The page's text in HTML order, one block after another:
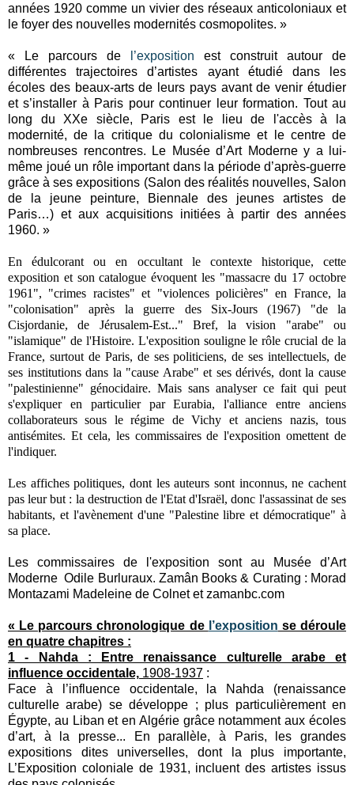
années 1920 comme un vivier des réseaux anticoloniaux et
le foyer des nouvelles modernités cosmopolites. »
« Le parcours de l’exposition est construit autour de
différentes trajectoires d’artistes ayant étudié dans les
écoles des beaux-arts de leurs pays avant de venir étudier
et s’installer à Paris pour continuer leur formation. Tout au
long du XXe siècle, Paris est le lieu de l'accès à la
modernité, de la critique du colonialisme et le centre de
nombreuses rencontres. Le Musée d’Art Moderne y a lui-
même joué un rôle important dans la période d’après-guerre
grâce à ses expositions (Salon des réalités nouvelles, Salon
de la jeune peinture, Biennale des jeunes artistes de
Paris…) et aux acquisitions initiées à partir des années
1960. »
En édulcorant ou en occultant le contexte historique, cette
exposition et son catalogue évoquent les "massacre du 17 octobre
1961", "crimes racistes" et "violences policières" en France, la
"colonisation" après la guerre des Six-Jours (1967) "de la
Cisjordanie,de Jérusalem-Est..." Bref, la vision "arabe" ou
"islamique" de l'Histoire. L'exposition souligne le rôle crucial de la
France, surtout de Paris, de ses politiciens, de ses intellectuels, de
ses institutions dans la "cause Arabe" et ses dérivés, dont la cause
"palestinienne" génocidaire. Mais sans analyser ce fait qui peut
s'expliquer en particulier par Eurabia, l'alliance entre anciens
collaborateurs sous le régime de Vichy et anciens nazis, tous
antisémites. Et cela, les commissaires de l'exposition omettent de
l'indiquer.
Les affiches politiques, dont les auteurs sont inconnus, ne cachent
pas leur but : la destruction de l'Etat d'Israël, donc l'assassinat de ses
habitants, et l'avènement d'une "Palestine libre et démocratique" à
sa place.
Les commissaires de l'exposition sont au Musée d’Art
Moderne Odile Burluraux. Zamân Books & Curating : Morad
Montazami Madeleine de Colnet et zamanbc.com
« Le parcours chronologique de l’exposition se déroule
en quatre chapitres :
1 - Nahda : Entre renaissance culturelle arabe et
influence occidentale, 1908-1937 :
Face à l’influence occidentale, la Nahda (renaissance
culturelle arabe) se développe ; plus particulièrement en
Égypte, au Liban et en Algérie grâce notamment aux écoles
d’art, à la presse... En parallèle, à Paris, les grandes
expositions dites universelles, dont la plus importante,
L’Exposition coloniale de 1931, incluent des artistes issus